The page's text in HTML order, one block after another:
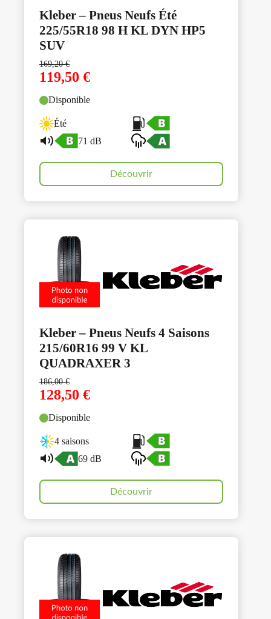
Kleber – Pneus Neufs Été
225/55R18 98 H KL DYN HP5
SUV
169,20€
119,50 €
Disponible
Été
71 dB
Découvrir
Kleber – Pneus Neufs 4 Saisons
215/60R16 99 V KL
QUADRAXER 3
186,00€
128,50 €
Disponible
4 saisons
69 dB
Découvrir